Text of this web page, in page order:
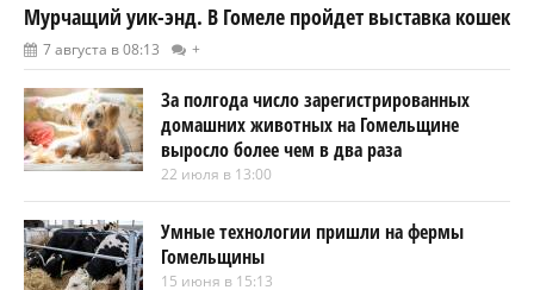
Мурчащий уик-энд. В Гомеле пройдет выставка кошек
7 августа в 08:13 +
За полгода число зарегистрированных
домашних животных на Гомельщине
выросло более чем в два раза
22 июля в 13:00
Умные технологии пришли на фермы
Гомельщины
15 июня в 15:13